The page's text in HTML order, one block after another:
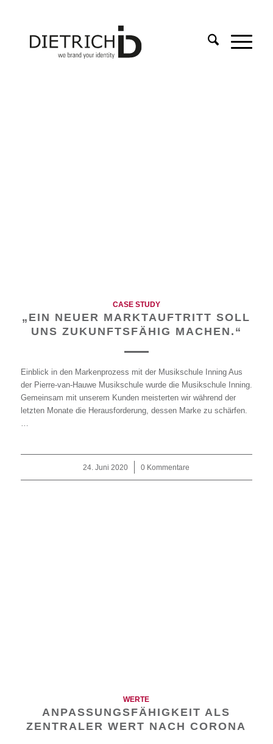
CASE STUDY
„EIN NEUER MARKTAUFTRITT SOLL
UNS ZUKUNFTSFÄHIG MACHEN.“
Einblick in den Markenprozess mit der Musikschule Inning Aus
der Pierre-van-Hauwe Musikschule wurde die Musikschule Inning.
Gemeinsam mit unserem Kunden meisterten wir während der
letzten Monate die Herausforderung, dessen Marke zu schärfen.
24. Juni 2020
/ 0 Kommentare
WERTE
ANPASSUNGSFÄHIGKEIT ALS
ZENTRALER WERT NACH CORONA